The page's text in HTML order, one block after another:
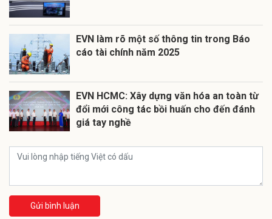
EVN làm rõ một số thông tin trong Báo
cáo tài chính năm 2025
EVN HCMC: Xây dựng văn hóa an toàn từ
đổi mới công tác bồi huấn cho đến đánh
giá tay nghề
Gửi bình luận